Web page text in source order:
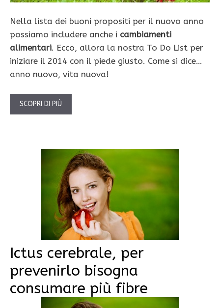
Nella lista dei buoni propositi per il nuovo anno
possiamo includere anche i cambiamenti
alimentari. Ecco, allora la nostra To Do List per
iniziare il 2014 con il piede giusto. Come si dice…
anno nuovo, vita nuova!
SCOPRI DI PIÙ
Ictus cerebrale, per
prevenirlo bisogna
consumare più fibre